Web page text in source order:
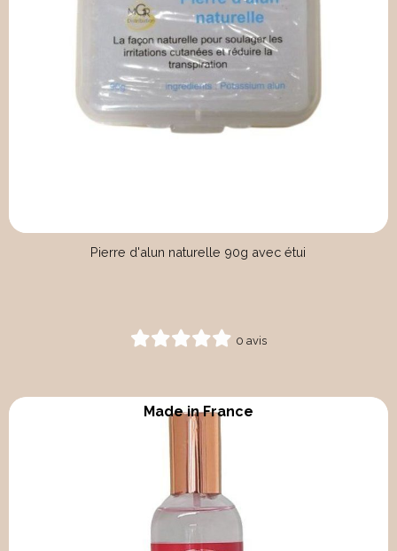
Pierre d'alun naturelle 90g avec étui
0 avis
Made in France